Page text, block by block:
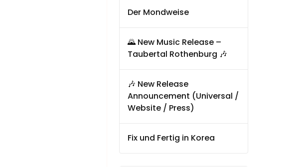
Der Mondweise
🌄 New Music Release –
Taubertal Rothenburg 🎶
🎶 New Release
Announcement (Universal /
Website / Press)
Fix und Fertig in Korea